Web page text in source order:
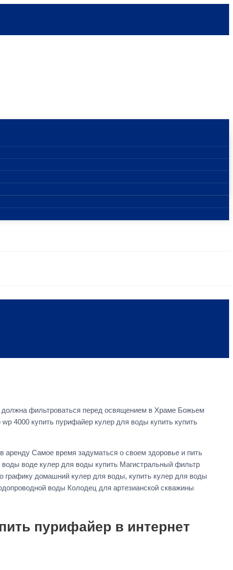
фильтроваться перед освящением в Храме Божьем
4000 купить пурифайер кулер для воды купить купить
аренду Самое время задуматься о своем здоровье и пить
воде кулер для воды купить Магистральный фильтр
графику домашний кулер для воды, купить кулер для воды
воды Колодец для артезианской скважины
пурифайер в интернет